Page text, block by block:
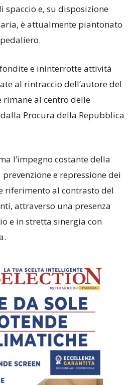
spaccio e, su disposizione
è attualmente piantonato
e ininterrotte attività
al rintraccio dell’autore del
al centro delle
Procura della Repubblica
l’impegno costante della
e repressione dei
riferimento al contrasto del
attraverso una presenza
e in stretta sinergia con